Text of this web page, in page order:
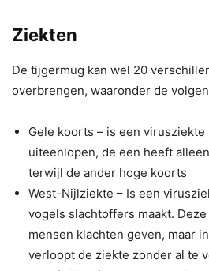
Ziekten
De tijgermug kan wel 20
overbrengen, waaronder de
Gele koorts – is een
uiteenlopen, de een heeft
terwijl de ander hoge koorts
West-Nijlziekte – Is een
vogels slachtoffers maakt.
mensen klachten geven, maar
verloopt de ziekte zonder al te